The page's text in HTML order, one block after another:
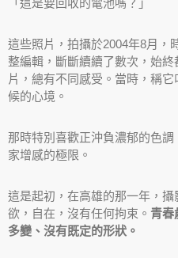
「這是要回收的電池嗎？」
這些照片，拍攝於2004年8月，
整編輯，斷斷續續了數次，始
片，總有不同感受。當時，稱
候的心境。
那時特別喜歡正沖負濃郁的色
家增感的極限。
這是起初，在高雄的那一年，
欲，自在，沒有任何拘束。 青春
多變、沒有既定的形狀。